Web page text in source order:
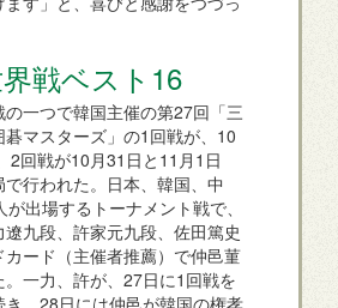
戦ベスト16
一つで韓国主催の第27回「三
マスターズ」の1回戦が、10
2回戦が10月31日と11月1日
行われた。日本、韓国、中
出場するトーナメント戦で、
遼九段、許家元九段、佐田篤史
ード（主催者推薦）で仲邑菫
。一力、許が、27日に1回戦を
き、28日には仲邑が韓国の権孝